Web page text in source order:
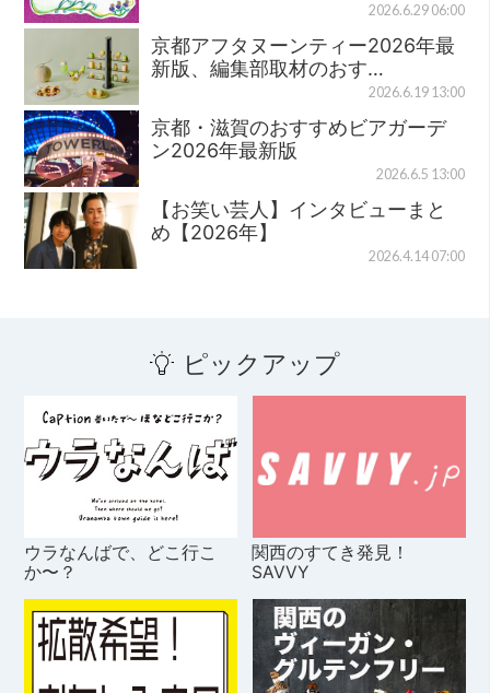
2026.6.29 06:00
京都アフタヌーンティー2026年最
新版、編集部取材のおす…
2026.6.19 13:00
京都・滋賀のおすすめビアガーデ
ン2026年最新版
2026.6.5 13:00
【お笑い芸人】インタビューまと
め【2026年】
2026.4.14 07:00
ピックアップ
ウラなんばで、どこ行こ
か〜？
関西のすてき発見！
SAVVY